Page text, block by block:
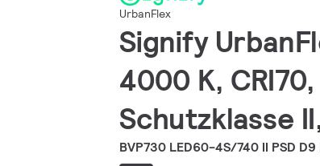
UrbanFlex
Signify
4000 K,
Schutzklasse
BVP730 LED60-4S/740 II PSD D9